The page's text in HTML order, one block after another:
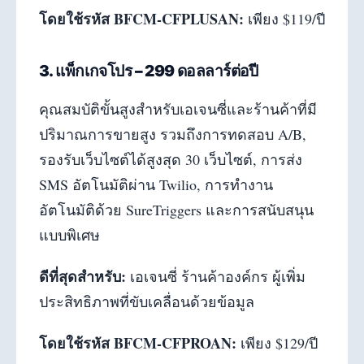
โดยใช้รหัส BFCM-CFPLUSAN: เพียง $119/ปี
3. แพ็กเกจโปร – 299 ดอลลาร์ต่อปี
คุณสมบัติขั้นสูงสำหรับเอเจนซี่และร้านค้าที่มี
ปริมาณการขายสูง รวมถึงการทดสอบ A/B,
รองรับเว็บไซต์ได้สูงสุด 30 เว็บไซต์, การส่ง
SMS อัตโนมัติผ่าน Twilio, การทำงาน
อัตโนมัติด้วย SureTriggers และการสนับสนุน
แบบพิเศษ
ดีที่สุดสำหรับ: เอเจนซี่ ร้านค้าองค์กร ผู้เพิ่ม
ประสิทธิภาพที่ขับเคลื่อนด้วยข้อมูล
โดยใช้รหัส BFCM-CFPROAN: เพียง $129/ปี